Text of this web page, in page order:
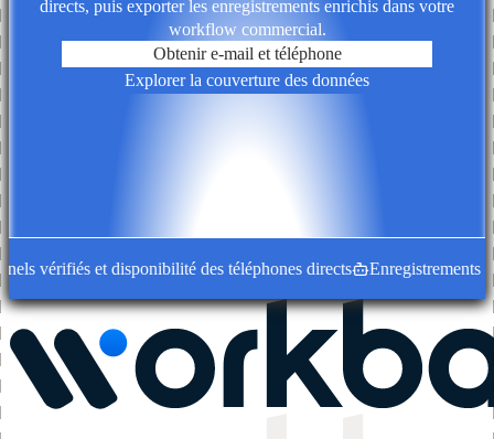
directs, puis exporter les enregistrements enrichis dans votre
workflow commercial.
Obtenir e-mail et téléphone
Explorer la couverture des données
vérifiés et disponibilité des téléphones directs Enregistrements